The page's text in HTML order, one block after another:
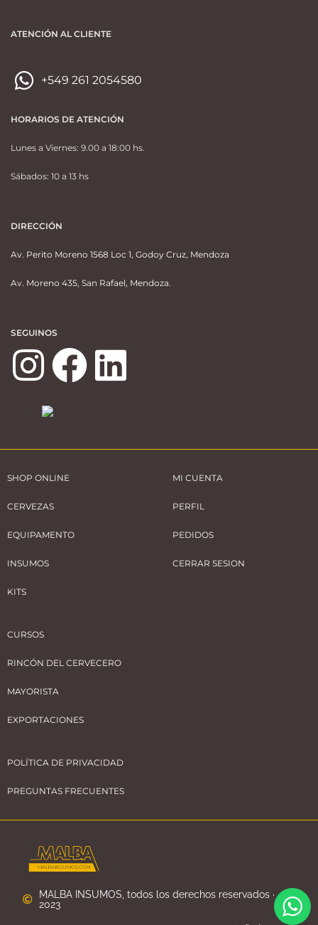
ATENCIÓN AL CLIENTE
+549 261 2054580
HORARIOS DE ATENCIÓN
Lunes a Viernes: 9.00 a 18:00 hs.
Sábados: 10 a 13 hs
DIRECCIÓN
Av. Perito Moreno 1568 Loc 1, Godoy Cruz, Mendoza
Av. Moreno 435, San Rafael, Mendoza.
SEGUINOS
SHOP ONLINE
CERVEZAS
EQUIPAMENTO
INSUMOS
KITS
MI CUENTA
PERFIL
PEDIDOS
CERRAR SESION
CURSOS
RINCÓN DEL CERVECERO
MAYORISTA
EXPORTACIONES
POLÍTICA DE PRIVACIDAD
PREGUNTAS FRECUENTES
MALBA INSUMOS, todos los derechos reservados ·
2023